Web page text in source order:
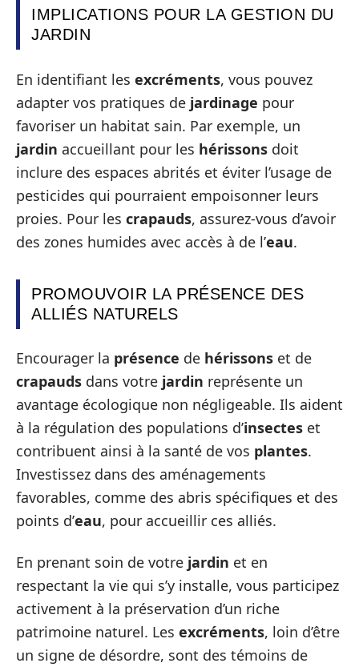
IMPLICATIONS POUR LA GESTION DU
JARDIN
En identifiant les excréments, vous pouvez
adapter vos pratiques de jardinage pour
favoriser un habitat sain. Par exemple, un
jardin accueillant pour les hérissons doit
inclure des espaces abrités et éviter l’usage de
pesticides qui pourraient empoisonner leurs
proies. Pour les crapauds, assurez-vous d’avoir
des zones humides avec accès à de l’eau.
PROMOUVOIR LA PRÉSENCE DES
ALLIÉS NATURELS
Encourager la présence de hérissons et de
crapauds dans votre jardin représente un
avantage écologique non négligeable. Ils aident
à la régulation des populations d’insectes et
contribuent ainsi à la santé de vos plantes.
Investissez dans des aménagements
favorables, comme des abris spécifiques et des
points d’eau, pour accueillir ces alliés.
En prenant soin de votre jardin et en
respectant la vie qui s’y installe, vous participez
activement à la préservation d’un riche
patrimoine naturel. Les excréments, loin d’être
un signe de désordre, sont des témoins de